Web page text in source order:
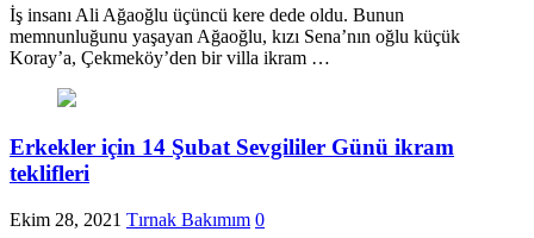
İş insanı Ali Ağaoğlu üçüncü kere dede oldu. Bunun
memnunluğunu yaşayan Ağaoğlu, kızı Sena’nın oğlu küçük
Koray’a, Çekmeköy’den bir villa ikram …
Erkekler için 14 Şubat Sevgililer Günü ikram
teklifleri
Ekim 28, 2021 Tırnak Bakımım 0